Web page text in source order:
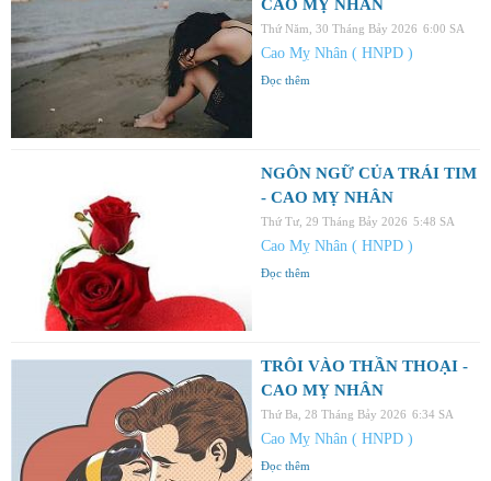
CAO MỴ NHÂN
Thứ Năm, 30 Tháng Bảy 2026 6:00 SA
Cao Mỵ Nhân ( HNPD )
Đọc thêm
NGÔN NGỮ CỦA TRÁI TIM
- CAO MỴ NHÂN
Thứ Tư, 29 Tháng Bảy 2026 5:48 SA
Cao Mỵ Nhân ( HNPD )
Đọc thêm
TRÔI VÀO THẦN THOẠI -
CAO MỴ NHÂN
Thứ Ba, 28 Tháng Bảy 2026 6:34 SA
Cao Mỵ Nhân ( HNPD )
Đọc thêm